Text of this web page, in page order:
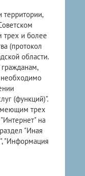
территории,
трех и более
(протокол
области.
необходимо
(функций)".
трех
на
"Иная
"Информация